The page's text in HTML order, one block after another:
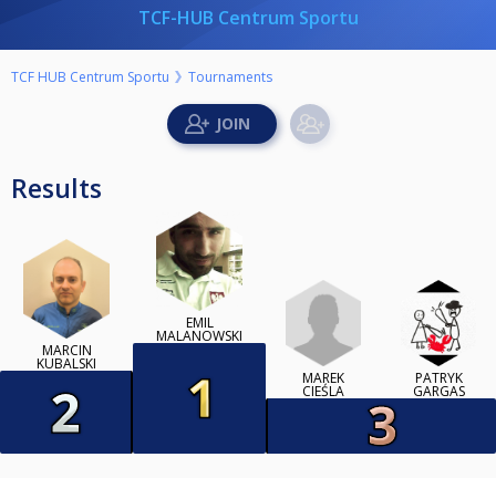
TCF-HUB Centrum Sportu
TCF HUB Centrum Sportu Tournaments
Results
MARCIN
KUBALSKI
EMIL
MALANOWSKI
MAREK
CIEŚLA
PATRYK
GARGAS